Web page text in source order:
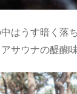
はうす暗く落
サウナの醍醐